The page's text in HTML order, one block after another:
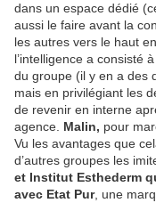
dans un espace dédié
aussi le faire avant la
les autres vers le haut
l’intelligence a consisté
du groupe (il y en a des
mais en privilégiant les
de revenir en interne
agence. Malin, pour
Vu les avantages que
d’autres groupes les
et Institut Esthederm
avec Etat Pur, une